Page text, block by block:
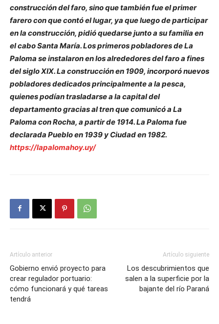
construcción del faro, sino que también fue el primer
farero con que contó el lugar, ya que luego de participar
en la construcción, pidió quedarse junto a su familia en
el cabo Santa María. Los primeros pobladores de La
Paloma se instalaron en los alrededores del faro a fines
del siglo XIX. La construcción en 1909, incorporó nuevos
pobladores dedicados principalmente a la pesca,
quienes podían trasladarse a la capital del
departamento gracias al tren que comunicó a La
Paloma con Rocha, a partir de 1914. La Paloma fue
declarada Pueblo en 1939 y Ciudad en 1982.
https://lapalomahoy.uy/
Artículo anterior
Gobierno envió proyecto para
crear regulador portuario:
cómo funcionará y qué tareas
tendrá
Artículo siguiente
Los descubrimientos que
salen a la superficie por la
bajante del río Paraná